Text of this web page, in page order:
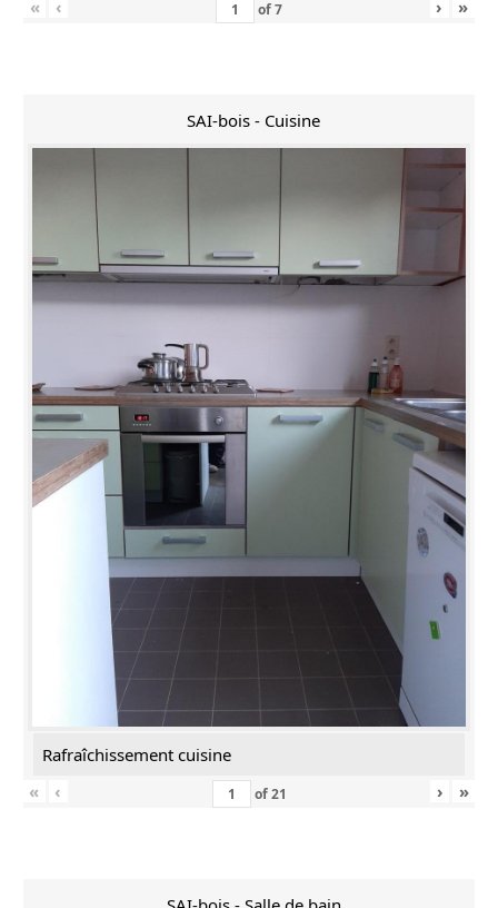
«
‹ of7 › »
SAI-bois - Cuisine
Rafraîchissement cuisine
«
‹ of21 › »